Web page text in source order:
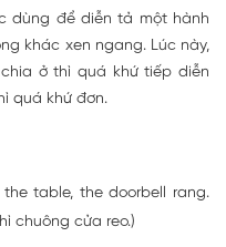
dùng để diễn tả một hành
khác xen ngang. Lúc này,
ở thì quá khứ tiếp diễn
quá khứ đơn.
table, the doorbell rang.
chuông cửa reo.)